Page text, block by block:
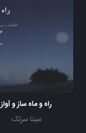
راه و ماه ساز و آواز
سینا سرلک